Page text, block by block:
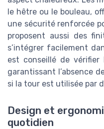
le hêtre ou le bouleau,
une sécurité renforcée
proposent aussi des
s’intégrer facilement
est conseillé de
garantissant l’absence
si la tour est utilisée par
Design et
quotidien